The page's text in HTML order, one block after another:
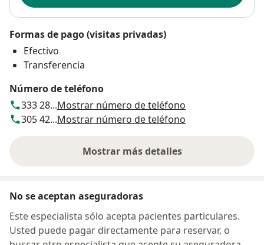
Formas de pago (visitas privadas)
Efectivo
Transferencia
Número de teléfono
333 28...Mostrar número de teléfono
305 42...Mostrar número de teléfono
Mostrar más detalles
sobre la dirección
No se aceptan aseguradoras
Este especialista sólo acepta pacientes particulares.
Usted puede pagar directamente para reservar, o